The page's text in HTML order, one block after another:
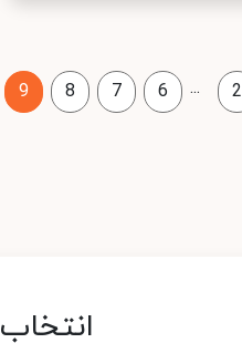
2
...
6
7
8
9
انتخاب